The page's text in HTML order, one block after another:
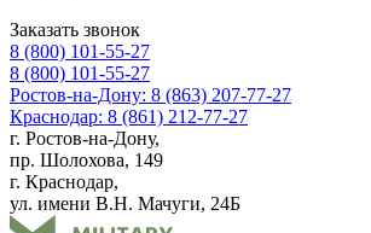
Заказать звонок
8 (800) 101-55-27
8 (800) 101-55-27
Ростов-на-Дону: 8 (863) 207-77-27
Краснодар: 8 (861) 212-77-27
г. Ростов-на-Дону,
пр. Шолохова, 149
г. Краснодар,
ул. имени В.Н. Мачуги, 24Б